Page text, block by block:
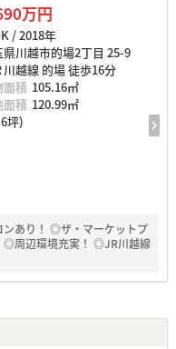
万円
/ 2018年
県川越市的場2丁目 25-9
川越線 的場 徒歩16分
面積 105.16㎡
面積 120.99㎡
坪)
あり！ ◎ザ・マーケットプ
◎周辺環境充実！ ◎JR川越線